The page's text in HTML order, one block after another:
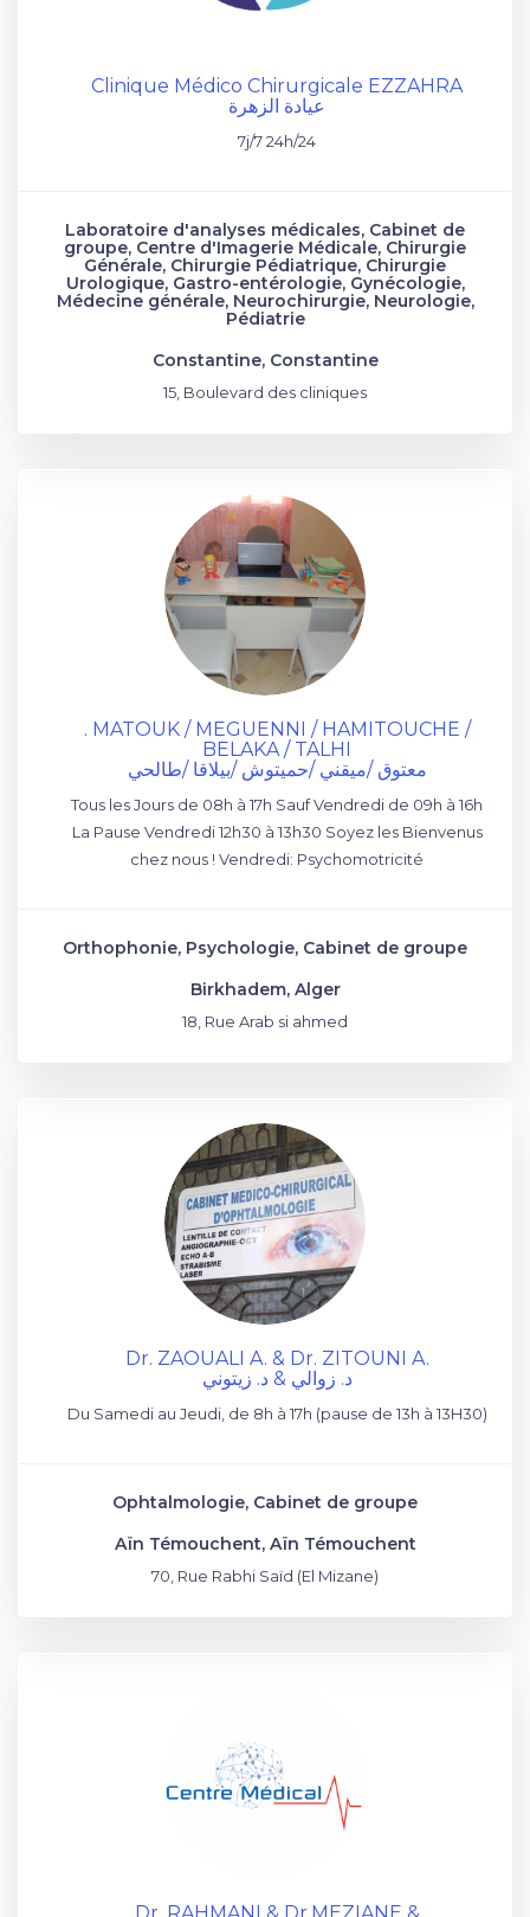
Clinique Médico Chirurgicale EZZAHRA
عيادة الزهرة
7j/7 24h/24
Laboratoire d'analyses médicales, Cabinet de
groupe, Centre d'Imagerie Médicale, Chirurgie
Générale, Chirurgie Pédiatrique, Chirurgie
Urologique, Gastro-entérologie, Gynécologie,
Médecine générale, Neurochirurgie, Neurologie,
Pédiatrie
Constantine, Constantine
15, Boulevard des cliniques
. MATOUK / MEGUENNI / HAMITOUCHE /
BELAKA / TALHI
معتوق /ميقني /حميتوش /بيلاقا /طالحي
Tous les Jours de 08h à 17h Sauf Vendredi de 09h à 16h
La Pause Vendredi 12h30 à 13h30 Soyez les Bienvenus
chez nous ! Vendredi: Psychomotricité
Orthophonie, Psychologie, Cabinet de groupe
Birkhadem, Alger
18, Rue Arab si ahmed
Dr. ZAOUALI A. & Dr. ZITOUNI A.
د. زوالي & د. زيتوني
Du Samedi au Jeudi, de 8h à 17h (pause de 13h à 13H30)
Ophtalmologie, Cabinet de groupe
Aïn Témouchent, Aïn Témouchent
70, Rue Rabhi Saïd (El Mizane)